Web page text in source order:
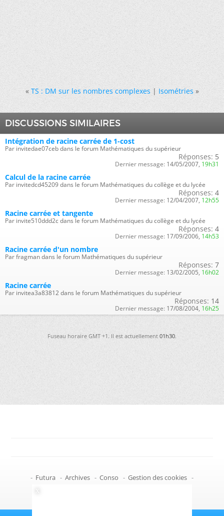
« TS : DM sur les nombres complexes|Isométries »
DISCUSSIONS SIMILAIRES
Intégration de racine carrée de 1-cost
Par invitedae07ceb dans le forum Mathématiques du supérieur
Réponses: 5
Dernier message: 14/05/2007, 19h31
Calcul de la racine carrée
Par invitedcd45209 dans le forum Mathématiques du collège et du lycée
Réponses: 4
Dernier message: 12/04/2007, 12h55
Racine carrée et tangente
Par invite510ddd2c dans le forum Mathématiques du collège et du lycée
Réponses: 4
Dernier message: 17/09/2006, 14h53
Racine carrée d'un nombre
Par fragman dans le forum Mathématiques du supérieur
Réponses: 7
Dernier message: 13/02/2005, 16h02
Racine carrée
Par invitea3a83812 dans le forum Mathématiques du supérieur
Réponses: 14
Dernier message: 17/08/2004, 16h25
Fuseau horaire GMT +1. Il est actuellement01h30.
- Futura - Archives - Conso - Gestion des cookies -